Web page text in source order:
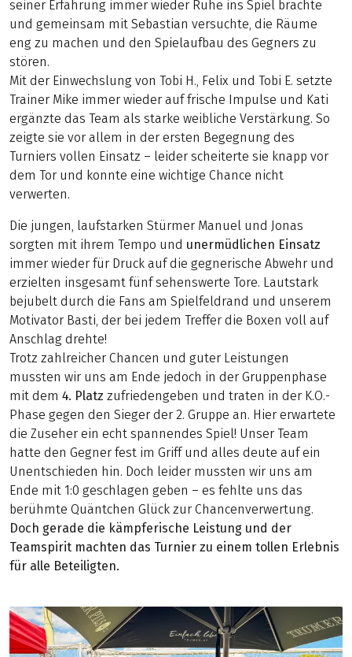
seiner Erfahrung immer wieder Ruhe ins Spiel brachte
und gemeinsam mit Sebastian versuchte, die Räume
eng zu machen und den Spielaufbau des Gegners zu
stören.
Mit der Einwechslung von Tobi H., Felix und Tobi E. setzte
Trainer Mike immer wieder auf frische Impulse und Kati
ergänzte das Team als starke weibliche Verstärkung. So
zeigte sie vor allem in der ersten Begegnung des
Turniers vollen Einsatz – leider scheiterte sie knapp vor
dem Tor und konnte eine wichtige Chance nicht
verwerten.
Die jungen, laufstarken Stürmer Manuel und Jonas
sorgten mit ihrem Tempo und unermüdlichen Einsatz
immer wieder für Druck auf die gegnerische Abwehr und
erzielten insgesamt fünf sehenswerte Tore. Lautstark
bejubelt durch die Fans am Spielfeldrand und unserem
Motivator Basti, der bei jedem Treffer die Boxen voll auf
Anschlag drehte!
Trotz zahlreicher Chancen und guter Leistungen
mussten wir uns am Ende jedoch in der Gruppenphase
mit dem 4. Platz zufriedengeben und traten in der K.O.-
Phase gegen den Sieger der 2. Gruppe an. Hier erwartete
die Zuseher ein echt spannendes Spiel! Unser Team
hatte den Gegner fest im Griff und alles deute auf ein
Unentschieden hin. Doch leider mussten wir uns am
Ende mit 1:0 geschlagen geben – es fehlte uns das
berühmte Quäntchen Glück zur Chancenverwertung.
Doch gerade die kämpferische Leistung und der
Teamspirit machten das Turnier zu einem tollen Erlebnis
für alle Beteiligten.